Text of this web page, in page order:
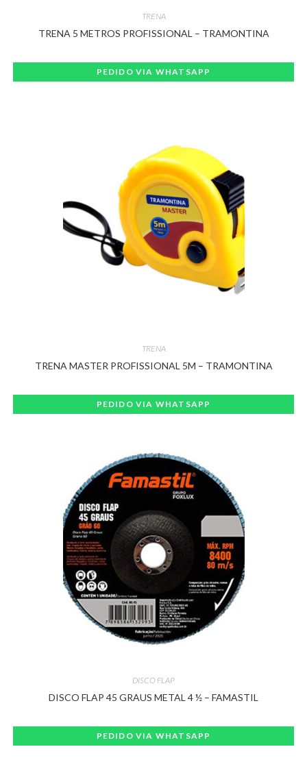
TRENA
TRENA 5 METROS PROFISSIONAL – TRAMONTINA
PEDIDO VIA WHATSAPP
TRENA
TRENA MASTER PROFISSIONAL 5M – TRAMONTINA
PEDIDO VIA WHATSAPP
DISCO FLAP
DISCO FLAP 45 GRAUS METAL 4 ½ – FAMASTIL
PEDIDO VIA WHATSAPP